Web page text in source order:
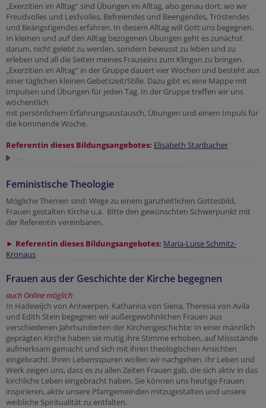
„Exerzitien im Alltag“ sind Übungen im Alltag, also genau dort, wo wir
Freudvolles und Leidvolles, Befreiendes und Beengendes, Tröstendes
und Beängstigendes erfahren. In diesem Alltag will Gott uns begegnen.
In kleinen und auf den Alltag bezogenen Übungen geht es zunächst
darum, nicht gelebt zu werden, sondern bewusst zu leben und zu
erleben und all die Seiten meines Frauseins zum Klingen zu bringen.
„Exerzitien im Alltag“ in der Gruppe dauert vier Wochen und besteht aus
einer täglichen kleinen Gebetszeit/Stille. Dazu gibt es eine Mappe mit
Impulsen und Übungen für jeden Tag. In der Gruppe treffen wir uns
wöchentlich
mit persönlichem Erfahrungsaustausch, Übungen und einem Impuls für
die kommende Woche.
Referentin dieses Bildungsangebotes: Elisabeth Staribacher
.
Feministische Theologie
Mögliche Themen sind: Wege zu einem ganzheitlichen Gottesbild,
Frauen gestalten Kirche u.a. Bitte den gewünschten Schwerpunkt mit
der Referentin vereinbaren.
► Referentin dieses Bildungsangebotes: Maria-Luise Schmitz-
Kronaus
Frauen aus der Geschichte der Kirche begegnen
auch Online möglich
In Hadewijch von Antwerpen, Katharina von Siena, Theresia von Avila
und Edith Stein begegnen wir außergewöhnlichen Frauen aus
verschiedenen Jahrhunderten der Kirchengeschichte: In einer männlich
geprägten Kirche haben sie mutig ihre Stimme erhoben, auf Missstände
aufmerksam gemacht und sich mit ihren theologischen Ansichten
eingebracht. Ihren Lebensspuren wollen wir nachgehen. Ihr Leben und
Werk zeigen uns, dass es zu allen Zeiten Frauen gab, die sich aktiv in das
kirchliche Leben eingebracht haben. Sie können uns heutige Frauen
inspirieren, aktiv unsere Pfarrgemeinden mitzugestalten und unsere
weibliche Spiritualität zu entfalten.